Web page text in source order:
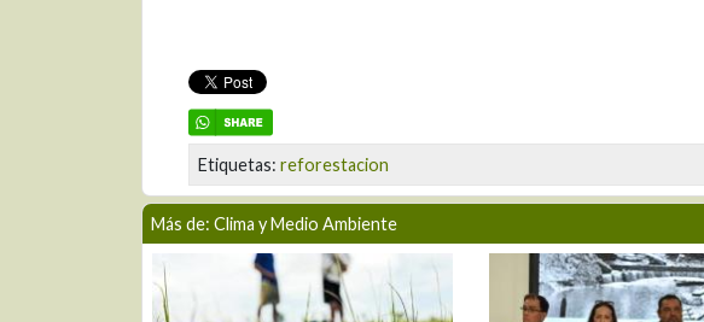
Etiquetas: reforestacion
Más de: Clima y Medio Ambiente